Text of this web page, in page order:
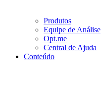
Produtos
Equipe de Análise
Opt.me
Central de Ajuda
Conteúdo